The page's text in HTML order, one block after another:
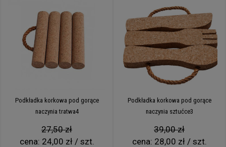
Podkładka korkowa pod gorące
naczynia tratwa4
27,50 zł
cena: 24,00 zł / szt.
Podkładka korkowa pod gorące
naczynia sztućce3
39,00 zł
cena: 28,00 zł / szt.